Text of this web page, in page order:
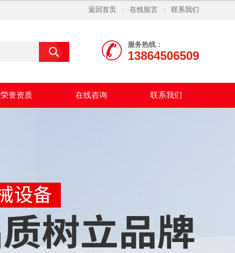
返回首页 在线留言 联系我们
服务热线：
13864506509
荣誉资质 在线咨询 联系我们